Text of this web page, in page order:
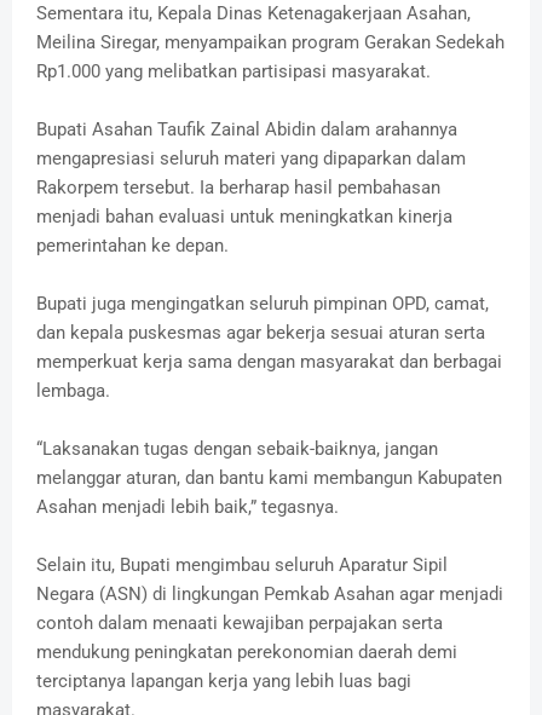
Sementara itu, Kepala Dinas Ketenagakerjaan Asahan,
Meilina Siregar, menyampaikan program Gerakan Sedekah
Rp1.000 yang melibatkan partisipasi masyarakat.
Bupati Asahan Taufik Zainal Abidin dalam arahannya
mengapresiasi seluruh materi yang dipaparkan dalam
Rakorpem tersebut. Ia berharap hasil pembahasan
menjadi bahan evaluasi untuk meningkatkan kinerja
pemerintahan ke depan.
Bupati juga mengingatkan seluruh pimpinan OPD, camat,
dan kepala puskesmas agar bekerja sesuai aturan serta
memperkuat kerja sama dengan masyarakat dan berbagai
lembaga.
“Laksanakan tugas dengan sebaik-baiknya, jangan
melanggar aturan, dan bantu kami membangun Kabupaten
Asahan menjadi lebih baik,” tegasnya.
Selain itu, Bupati mengimbau seluruh Aparatur Sipil
Negara (ASN) di lingkungan Pemkab Asahan agar menjadi
contoh dalam menaati kewajiban perpajakan serta
mendukung peningkatan perekonomian daerah demi
terciptanya lapangan kerja yang lebih luas bagi
masyarakat.